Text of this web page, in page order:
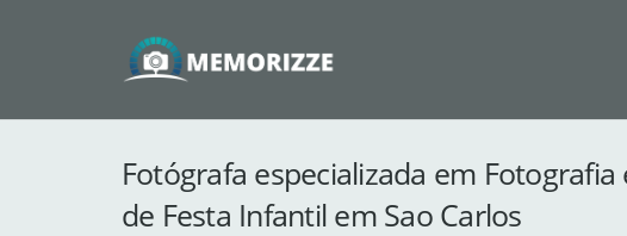
Fotógrafa especializada em Fotografia
de Festa Infantil em Sao Carlos